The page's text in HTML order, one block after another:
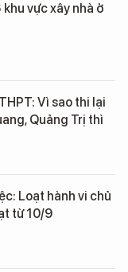
vực xây nhà ở
Vì sao thi lại
Quảng Trị thì
Loạt hành vi chủ
từ 10/9